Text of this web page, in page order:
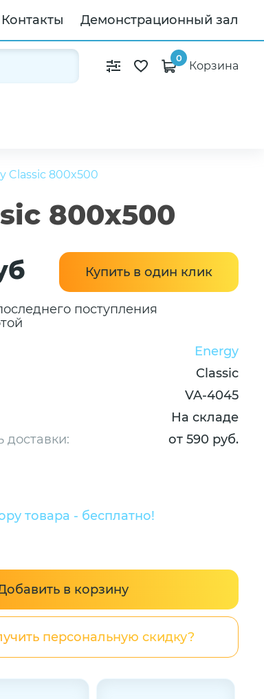
Контакты Демонстрационный зал
0
Корзина
Classic 800x500
800x500
Купить в один клик
поступления
Energy
Classic
VA-4045
На складе
доставки:
от 590 руб.
товара - бесплатно!
в корзину
персональную скидку?